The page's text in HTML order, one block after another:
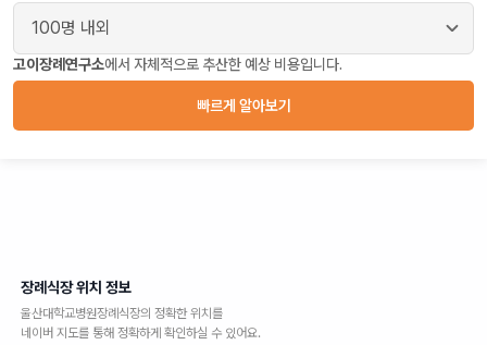
고이장례연구소에서 자체적으로 추산한 예상 비용입니다.
빠르게 알아보기
장례식장 위치 정보
울산대학교병원장례식장의 정확한 위치를
네이버 지도를 통해 정확하게 확인하실 수 있어요.